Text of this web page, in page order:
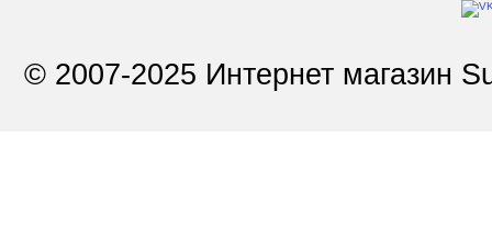
© 2007-2025 Интернет магазин